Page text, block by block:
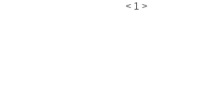
< 1 >